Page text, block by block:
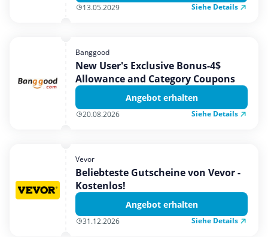
13.05.2029 Siehe Details
Banggood
New User's Exclusive Bonus-4$
Allowance and Category Coupons
Angebot erhalten
20.08.2026 Siehe Details
Vevor
Beliebteste Gutscheine von Vevor -
Kostenlos!
Angebot erhalten
31.12.2026 Siehe Details